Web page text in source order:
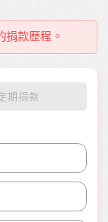
捐款歷程。
期捐款